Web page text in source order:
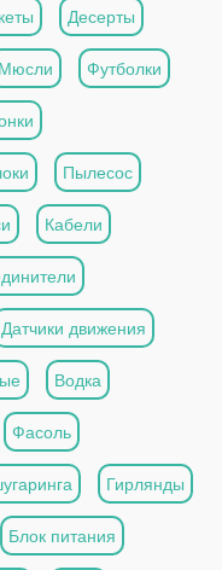
Десерты
Мюсли Футболки
Пылесос
Кабели
Датчики движения
Водка
Фасоль
Гирлянды
Блок питания